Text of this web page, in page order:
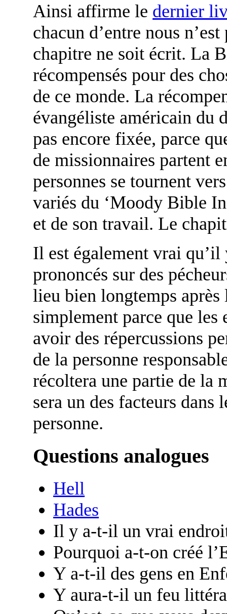
Ainsi affirme le dernier
chacun d’entre nous
chapitre ne soit écrit. La
récompensés pour des
de ce monde. La
évangéliste américain du
pas encore fixée, parce
de missionnaires partent
personnes se tournent
variés du ‘Moody Bible
et de son travail. Le
Il est également vrai qu’il
prononcés sur des
lieu bien longtemps
simplement parce que les
avoir des répercussions
de la personne
récoltera une partie de la
sera un des facteurs dans
personne.
Questions analogues
Hell
Hades
Il y a-t-il un vrai
Pourquoi a-t-on créé
Y a-t-il des gens en
Y aura-t-il un feu